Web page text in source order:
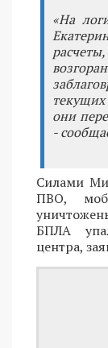
«На
они
-
Силами
ПВО,
БПЛА
центра,